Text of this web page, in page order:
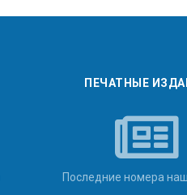
ПЕЧАТНЫЕ
Последние номера